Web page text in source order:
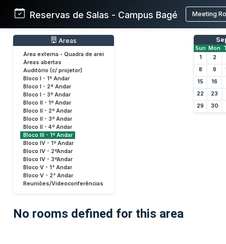
Reservas de Salas - Campus Bagé Meeting
Areas
Área externa - Quadra de arei
Áreas abertas
Auditório (c/ projetor)
Bloco I - 1º Andar
Bloco I - 2ª Andar
Bloco I - 3º Andar
Bloco II - 1º Andar
Bloco II - 2º Andar
Bloco II - 3º Andar
Bloco II - 4º Andar
Bloco III - 1º Andar
Bloco IV - 1º Andar
Bloco IV - 2ºAndar
Bloco IV - 3ºAndar
Bloco V - 1° Andar
Bloco V - 2° Andar
Reuniões/Videoconferências
Sun Mon
1
2
8
9
15
16
22
23
29
30
No rooms defined for this area